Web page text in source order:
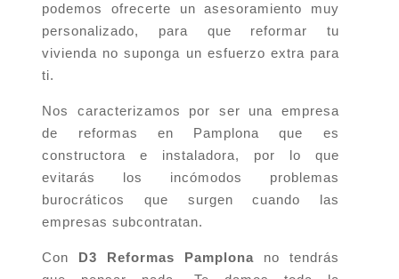
podemos ofrecerte un asesoramiento muy
personalizado, para que reformar tu
vivienda no suponga un esfuerzo extra para
ti.
Nos caracterizamos por ser una empresa
de reformas en Pamplona que es
constructora e instaladora, por lo que
evitarás los incómodos problemas
burocráticos que surgen cuando las
empresas subcontratan.
Con D3 Reformas Pamplonano tendrás